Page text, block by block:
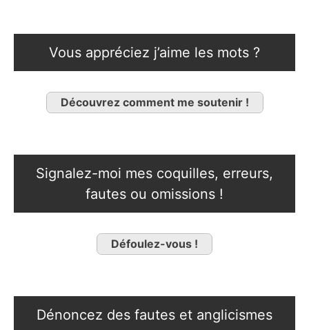
Vous appréciez j’aime les mots ?
Découvrez comment me soutenir !
Signalez-moi mes coquilles, erreurs,
fautes ou omissions !
Défoulez-vous !
Dénoncez des fautes et anglicismes